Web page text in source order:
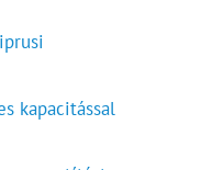
kapacitással